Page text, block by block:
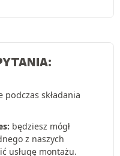
składania
będziesz mógł
z naszych
usługę montażu.